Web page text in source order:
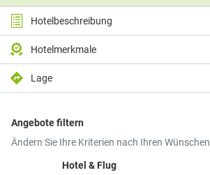
Hotelbeschreibung
Hotelmerkmale
Lage
Angebote filtern
Ändern Sie Ihre Kriterien nach Ihren Wünschen
Hotel & Flug